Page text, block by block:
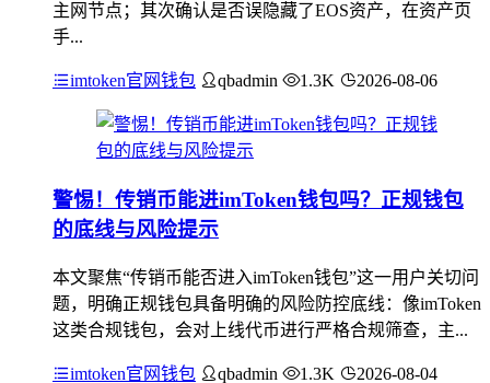
主网节点；其次确认是否误隐藏了EOS资产，在资产页
手...
imtoken官网钱包 qbadmin 1.3K 2026-08-06
警惕！传销币能进imToken钱包吗？正规钱包
的底线与风险提示
本文聚焦“传销币能否进入imToken钱包”这一用户关切问
题，明确正规钱包具备明确的风险防控底线：像imToken
这类合规钱包，会对上线代币进行严格合规筛查，主...
imtoken官网钱包 qbadmin 1.3K 2026-08-04